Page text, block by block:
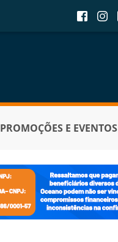
PROMOÇÕES E EVENTOS